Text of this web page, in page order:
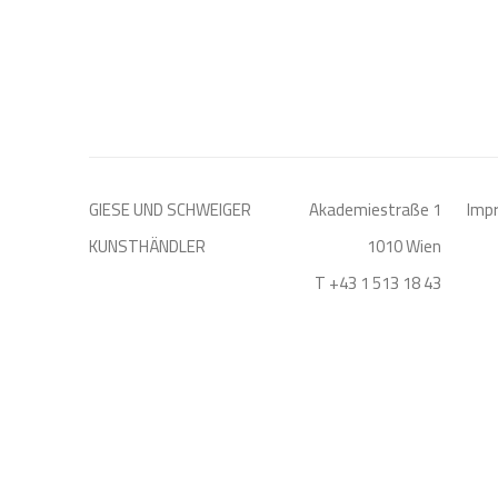
GIESE UND SCHWEIGER
KUNSTHÄNDLER
Akademiestraße 1
1010 Wien
T +43 1 513 18 43